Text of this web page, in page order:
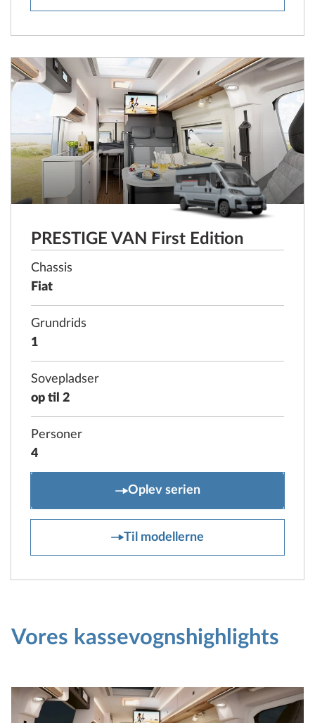
PRESTIGE VAN First Edition
Chassis
Fiat
Grundrids
1
Sovepladser
op til 2
Personer
4
PRESTIGE VAN First Edition
Oplev serien
Til modellerne
PRESTIGE VAN First Edition
Vores kassevognshighlights